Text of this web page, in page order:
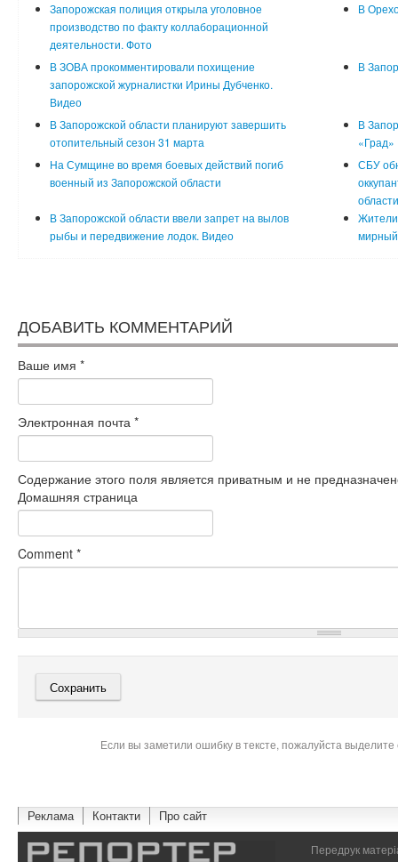
Запорожская полиция открыла уголовное
производство по факту коллаборационной
деятельности. Фото
В
В ЗОВА прокомментировали похищение
запорожской журналистки Ирины Дубченко.
Видео
В
В Запорожской области планируют завершить
отопительный сезон 31 марта
В
«Град»
На Сумщине во время боевых действий погиб
военный из Запорожской области
СБУ
области
В Запорожской области ввели запрет на вылов
рыбы и передвижение лодок. Видео
Жители
мирный
ДОБАВИТЬ КОММЕНТАРИЙ
Ваше имя *
Электронная почта *
Содержание этого поля является приватным и не
Домашняя страница
Comment *
Если вы заметили ошибку в тексте, пожалуйста
Реклама Контакти Про сайт
Передрук